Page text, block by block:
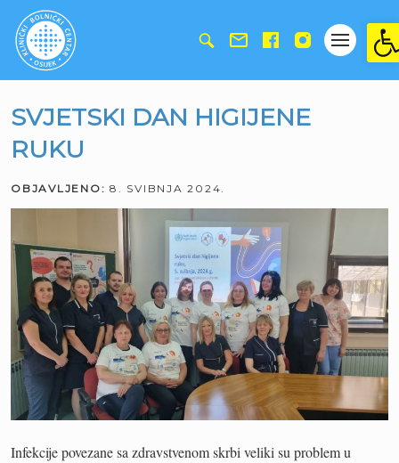
SVJETSKI DAN HIGIJENE
RUKU
OBJAVLJENO: 8. SVIBNJA 2024.
Infekcije povezane sa zdravstvenom skrbi veliki su problem u